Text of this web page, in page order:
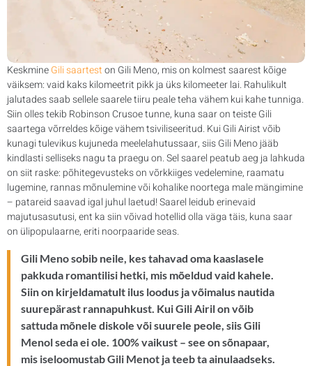
KeskmineGili saarteston Gili Meno, mis on kolmest saarest kõige
väiksem: vaid kaks kilomeetrit pikk ja üks kilomeeter lai. Rahulikult
jalutades saab sellele saarele tiiru peale teha vähem kui kahe tunniga.
Siin olles tekib Robinson Crusoe tunne, kuna saar on teiste Gili
saartega võrreldes kõige vähem tsiviliseeritud. Kui Gili Airist võib
kunagi tulevikus kujuneda meelelahutussaar, siis Gili Meno jääb
kindlasti selliseks nagu ta praegu on. Sel saarel peatub aeg ja lahkuda
on siit raske: põhitegevusteks on võrkkiiges vedelemine, raamatu
lugemine, rannas mõnulemine või kohalike noortega male mängimine
– patareid saavad igal juhul laetud! Saarel leidub erinevaid
majutusasutusi, ent ka siin võivad hotellid olla väga täis, kuna saar
on ülipopulaarne, eriti noorpaaride seas.
Gili Meno sobib neile, kes tahavad oma kaaslasele
pakkuda romantilisi hetki, mis mõeldud vaid kahele.
Siin on kirjeldamatult ilus loodus ja võimalus nautida
suurepärast rannapuhkust. Kui Gili Airil on võib
sattuda mõnele diskole või suurele peole, siis Gili
Menol seda ei ole. 100% vaikust – see on sõnapaar,
mis iseloomustab Gili Menot ja teeb ta ainulaadseks.